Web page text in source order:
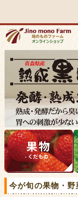
今が旬の果物・野